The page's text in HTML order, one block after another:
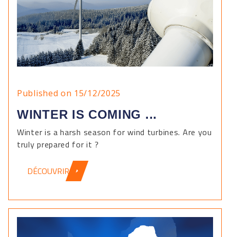
Published on 15/12/2025
WINTER IS COMING ...
Winter is a harsh season for wind turbines. Are you
truly prepared for it ?
DÉCOUVRIR